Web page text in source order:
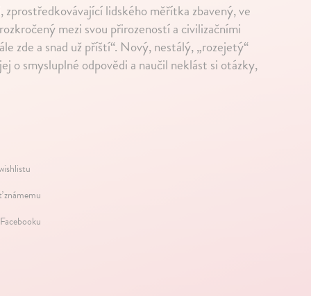
lidského měřítka zbavený, ve
mezi svou přirozeností a civilizačními
zde a snad už příští“. Nový, nestálý, „rozejetý“
o smysluplné odpovědi a naučil neklást si otázky,